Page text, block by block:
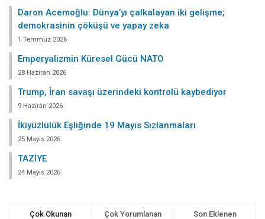
Daron Acemoğlu: Dünya’yı çalkalayan iki gelişme;
demokrasinin çöküşü ve yapay zeka
1 Temmuz 2026
Emperyalizmin Küresel Gücü NATO
28 Haziran 2026
Trump, İran savaşı üzerindeki kontrolü kaybediyor
9 Haziran 2026
İkiyüzlülük Eşliğinde 19 Mayıs Sızlanmaları
25 Mayıs 2026
TAZİYE
24 Mayıs 2026
Çok Okunan Çok Yorumlanan Son Eklenen